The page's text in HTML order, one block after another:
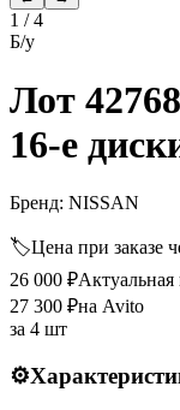
1 /4
Б/у
Лот
16-е
Бренд: NISSAN
🏷️Цена при заказе
26 000 ₽Актуальная
27 300 ₽на Avito
за 4 шт
⚙️